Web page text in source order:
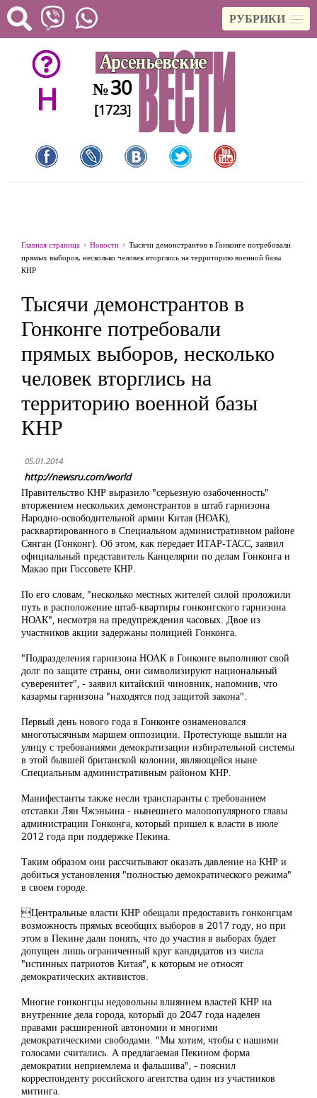
РУБРИКИ
H №30
[1723]
Главная страница Новости
Тысячи демонстрантов в Гонконге потребовали
прямых выборов, несколько человек вторглись на территорию военной базы
КНР
Тысячи демонстрантов в
Гонконге потребовали
прямых выборов, несколько
человек вторглись на
территорию военной базы
КНР
05.01.2014
http://newsru.com/world
Правительство КНР выразило "серьезную озабоченность"
вторжением нескольких демонстрантов в штаб гарнизона
Народно-освободительной армии Китая (НОАК),
расквартированного в Специальном административном районе
Сянган (Гонконг). Об этом, как передает ИТАР-ТАСС, заявил
официальный представитель Канцелярии по делам Гонконга и
Макао при Госсовете КНР.
По его словам, "несколько местных жителей силой проложили
путь в расположение штаб-квартиры гонконгского гарнизона
НОАК", несмотря на предупреждения часовых. Двое из
участников акции задержаны полицией Гонконга.
"Подразделения гарнизона НОАК в Гонконге выполняют свой
долг по защите страны, они символизируют национальный
суверенитет", - заявил китайский чиновник, напомнив, что
казармы гарнизона "находятся под защитой закона".
Первый день нового года в Гонконге ознаменовался
многотысячным маршем оппозиции. Протестующе вышли на
улицу с требованиями демократизации избирательной системы
в этой бывшей британской колонии, являющейся ныне
Специальным административным районом КНР.
Манифестанты также несли транспаранты с требованием
отставки Лян Чжэньина - нынешнего малопопулярного главы
администрации Гонконга, который пришел к власти в июле
2012 года при поддержке Пекина.
Таким образом они рассчитывают оказать давление на КНР и
добиться установления "полностью демократического режима"
в своем городе.
Центральные власти КНР обещали предоставить гонконгцам
возможность прямых всеобщих выборов в 2017 году, но при
этом в Пекине дали понять, что до участия в выборах будет
допущен лишь ограниченный круг кандидатов из числа
"истинных патриотов Китая", к которым не относят
демократических активистов.
Многие гонконгцы недовольны влиянием властей КНР на
внутренние дела города, который до 2047 года наделен
правами расширенной автономии и многими
демократическими свободами. "Мы хотим, чтобы с нашими
голосами считались. А предлагаемая Пекином форма
демократии неприемлема и фальшива", - пояснил
корреспонденту российского агентства один из участников
митинга.